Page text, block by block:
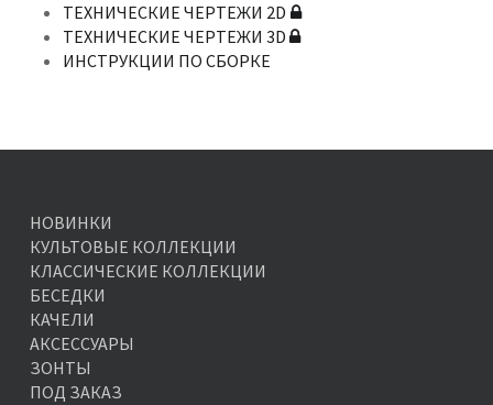
ТЕХНИЧЕСКИЕ ЧЕРТЕЖИ 2D
ТЕХНИЧЕСКИЕ ЧЕРТЕЖИ 3D
ИНСТРУКЦИИ ПО СБОРКЕ
НОВИНКИ
КУЛЬТОВЫЕ КОЛЛЕКЦИИ
КЛАССИЧЕСКИЕ КОЛЛЕКЦИИ
БЕСЕДКИ
КАЧЕЛИ
АКСЕССУАРЫ
ЗОНТЫ
ПОД ЗАКАЗ